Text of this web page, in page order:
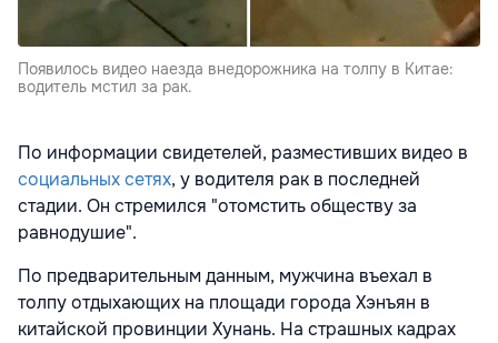
Появилось видео наезда внедорожника на толпу в Китае:
водитель мстил за рак.
По информации свидетелей, разместивших видео в
социальных сетях, у водителя рак в последней
стадии. Он стремился "отомстить обществу за
равнодушие".
По предварительным данным, мужчина въехал в
толпу отдыхающих на площади города Хэнъян в
китайской провинции Хунань. На страшных кадрах